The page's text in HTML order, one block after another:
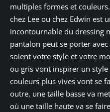
multiples formes et
chez Lee ou chez Edwin est
incontournable du dressing
pantalon peut se porter
soient votre style et votre
ou gris vont inspirer un
couleurs plus vives vont se
outre, une taille basse va
où une taille haute va se